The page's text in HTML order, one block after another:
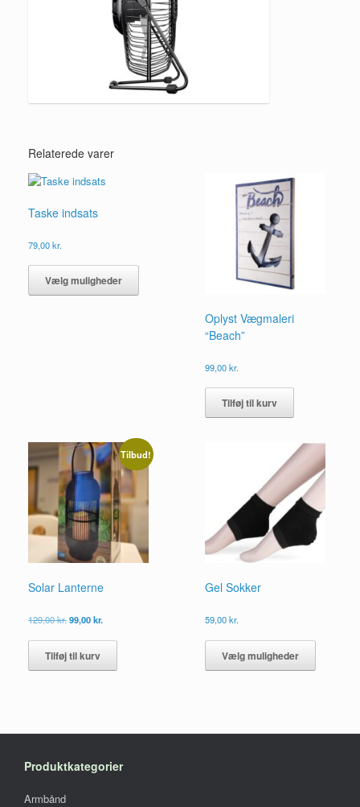
Relaterede varer
Taske indsats
79,00kr.
Vælg muligheder
Dette
har
Oplyst Vægmaleri
“Beach”
99,00kr.
Tilføj til kurv
Tilbud!
Solar Lanterne
129,00kr.Den
pris
var:
129,00 kr..
99,00kr.
pris
99,00 kr..
Tilføj til kurv
Gel Sokker
59,00kr.
Vælg muligheder
har
Produktkategorier
Armbånd